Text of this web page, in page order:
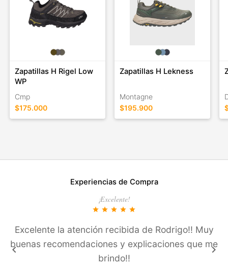
Zapatillas H Rigel Low
WP
Cmp
$175.000
Zapatillas H Lekness
Montagne
$195.900
Experiencias de Compra
¡Excelente!
star star star star star
Excelente la atención recibida de Rodrigo!! Muy
buenas recomendaciones y explicaciones que me
brindo!!
keyboard_arrow_left keyboard_arrow_right